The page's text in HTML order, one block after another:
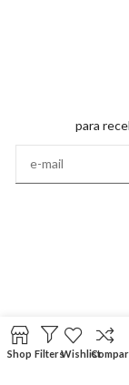
para
de pagamento
Shop FiltersWishlist